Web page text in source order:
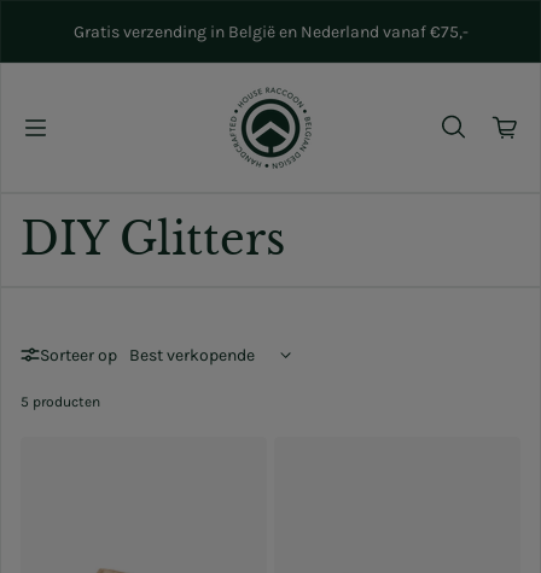
Gratis verzending in België en Nederland vanaf €75,-
DIY Glitters
Sorteer op
5 producten